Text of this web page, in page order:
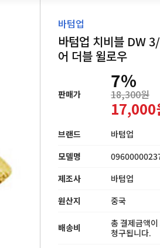
바텀업
바텀업 치비블 DW
어 더블 윌로우
판매가
7%
18,300원
17,000
브랜드
바텀업
모델명
제조사
바텀업
원산지
중국
배송비
총 결제금액
청구됩니다.